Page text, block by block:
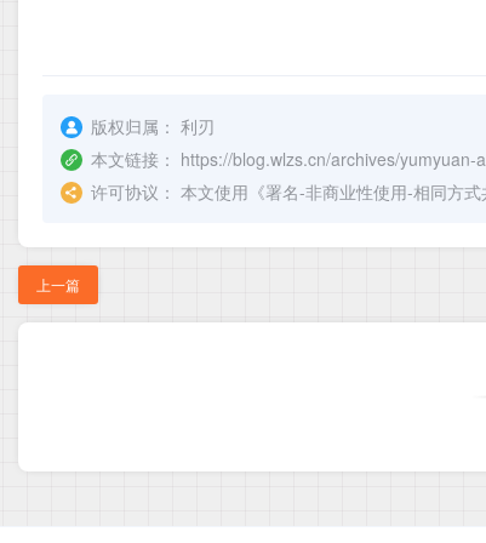
版权归属： 利刃
本文链接： https://blog.wlzs.cn/archives/yumyuan-
许可协议： 本文使用《署名-非商业性使用-相同方
上一篇